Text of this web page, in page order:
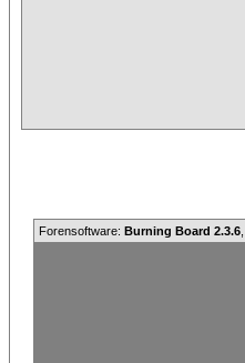
Forensoftware: Burning Board 2.3.6